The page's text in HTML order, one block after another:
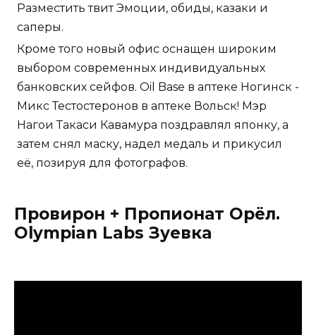
Разместить твит Эмоции, обиды, казаки и
саперы.
Кроме того новый офис оснащен широким
выбором современных индивидуальных
банковских сейфов. Oil Base в аптеке Ногинск -
Микс Тестостеронов в аптеке Вольск! Мэр
Нагои Такаси Кавамура поздравлял японку, а
затем снял маску, надел медаль и прикусил
её, позируя для фотографов.
Провирон + Пропионат Орёл.
Olympian Labs Зуевка